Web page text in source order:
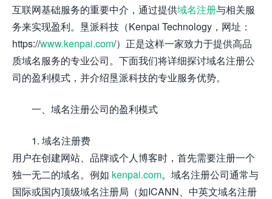
互联网基础服务的重要中介，通过提供域名注册与相关服
务来实现盈利。垦派科技（Kenpai Technology，网址：
https://www.kenpai.com/）正是这样一家致力于提供高品
质域名服务的专业公司。下面我们将详细探讨域名注册公
司的盈利模式，并介绍垦派科技的专业服务优势。
一、域名注册公司的盈利模式
1. 域名注册费
用户在创建网站、品牌或个人博客时，首先需要注册一个
独一无二的域名。例如 kenpai.com。域名注册公司通常与
国际或国内顶级域名注册局（如ICANN、中英文域名注册